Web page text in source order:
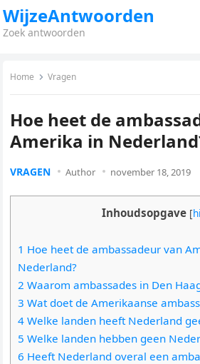
WijzeAntwoorden
Zoek antwoorden
Home Vragen
Hoe heet de
Amerika in
VRAGEN Author november 18, 2019
Inhoudsopgave [
1 Hoe heet de ambassadeur van
Nederland?
2 Waarom ambassades in Den
3 Wat doet de Amerikaanse
4 Welke landen heeft Nederland
5 Welke landen hebben geen
6 Heeft Nederland overal een